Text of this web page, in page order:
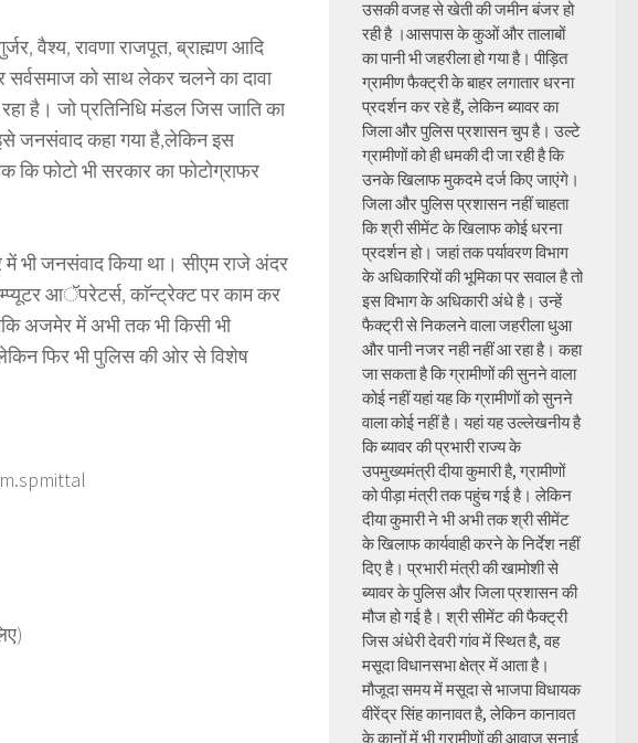
वैश्य, रावणा राजपूत, ब्राह्मण आदि
को साथ लेकर चलने का दावा
है। जो प्रतिनिधि मंडल जिस जाति का
जनसंवाद कहा गया है,लेकिन इस
कि फोटो भी सरकार का फोटोग्राफर
भी जनसंवाद किया था। सीएम राजे अंदर
आॅपरेटर्स, काॅन्ट्रेक्ट पर काम कर
अजमेर में अभी तक भी किसी भी
फिर भी पुलिस की ओर से विशेष
उसकी वजह से खेती की जमीन बंजर हो
रही है ।आसपास के कुओं और तालाबों
का पानी भी जहरीला हो गया है। पीड़ित
ग्रामीण फैक्ट्री के बाहर लगातार धरना
प्रदर्शन कर रहे हैं, लेकिन ब्यावर का
जिला और पुलिस प्रशासन चुप है। उल्टे
ग्रामीणों को ही धमकी दी जा रही है कि
उनके खिलाफ मुकदमे दर्ज किए जाएंगे।
जिला और पुलिस प्रशासन नहीं चाहता
कि श्री सीमेंट के खिलाफ कोई धरना
प्रदर्शन हो। जहां तक पर्यावरण विभाग
के अधिकारियों की भूमिका पर सवाल है तो
इस विभाग के अधिकारी अंधे है। उन्हें
फैक्ट्री से निकलने वाला जहरीला धुआ
और पानी नजर नही नहीं आ रहा है। कहा
जा सकता है कि ग्रामीणों की सुनने वाला
कोई नहीं यहां यह कि ग्रामीणों को सुनने
वाला कोई नहीं है। यहां यह उल्लेखनीय है
कि ब्यावर की प्रभारी राज्य के
उपमुख्यमंत्री दीया कुमारी है, ग्रामीणों
को पीड़ा मंत्री तक पहुंच गई है। लेकिन
दीया कुमारी ने भी अभी तक श्री सीमेंट
के खिलाफ कार्यवाही करने के निर्देश नहीं
दिए है। प्रभारी मंत्री की खामोशी से
ब्यावर के पुलिस और जिला प्रशासन की
मौज हो गई है। श्री सीमेंट की फैक्ट्री
जिस अंधेरी देवरी गांव में स्थित है, वह
मसूदा विधानसभा क्षेत्र में आता है।
मौजूदा समय में मसूदा से भाजपा विधायक
वीरेंद्र सिंह कानावत है, लेकिन कानावत
के कानों में भी ग्रामीणों की आवाज सुनाई